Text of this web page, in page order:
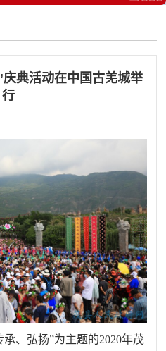
典活动在中国古羌城举
行
承、弘扬”为主题的2020年茂